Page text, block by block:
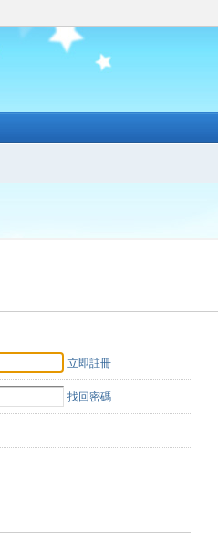
立即註冊
找回密碼